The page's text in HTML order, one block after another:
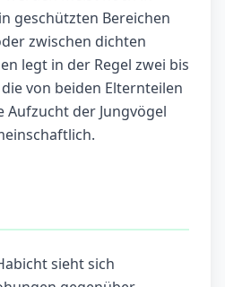
geschützten Bereichen
zwischen dichten
legt in der Regel zwei bis
von beiden Elternteilen
der Jungvögel
sieht sich